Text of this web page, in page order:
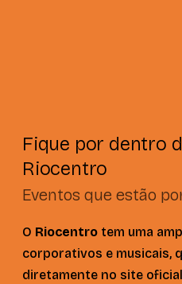
Fique por dentro
Riocentro
Eventos que estão
O Riocentro tem uma
corporativos e musicais,
diretamente no site